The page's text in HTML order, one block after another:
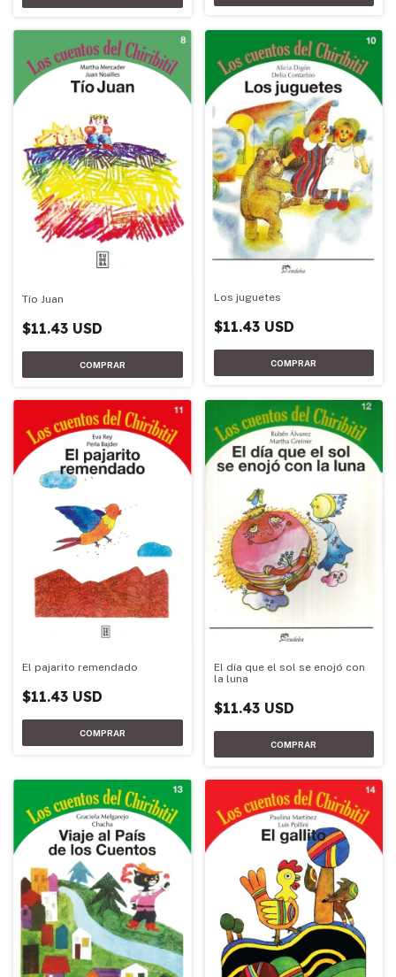
Tío Juan
$11.43 USD
Los juguetes
$11.43 USD
El pajarito remendado
$11.43 USD
El día que el sol se enojó con
la luna
$11.43 USD